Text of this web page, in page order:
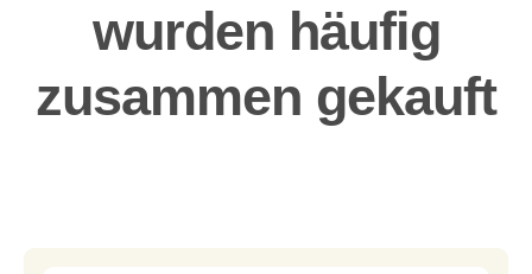
wurden häufig
zusammen gekauft